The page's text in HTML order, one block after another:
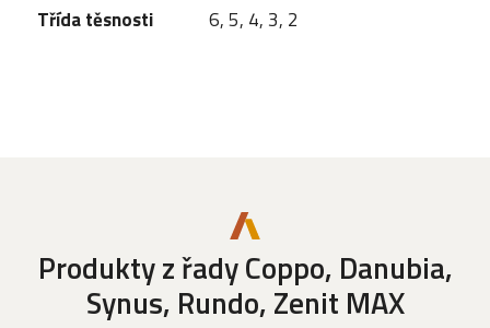
Třída těsnosti
6, 5, 4, 3, 2
Produkty z řady Coppo, Danubia,
Synus, Rundo, Zenit MAX